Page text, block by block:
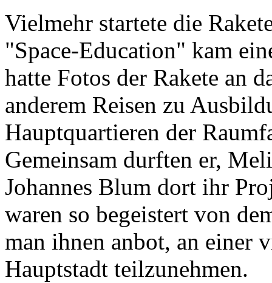
Vielmehr startete die
"Space-Education" kam
hatte Fotos der Rakete an
anderem Reisen zu
Hauptquartieren der
Gemeinsam durften er,
Johannes Blum dort ihr
waren so begeistert von
man ihnen anbot, an einer
Hauptstadt teilzunehmen.